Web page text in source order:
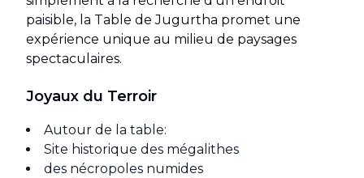
paisible, la Table de Jugurtha promet une
expérience unique au milieu de paysages
spectaculaires.
Joyaux du Terroir
Autour de la table:
Site historique des mégalithes
des nécropoles numides